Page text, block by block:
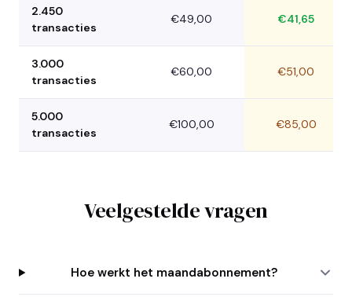
2.450
transacties
€49,00 €41,65
3.000
transacties
€60,00 €51,00
5.000
transacties
€100,00 €85,00
Veelgestelde vragen
Hoe werkt het maandabonnement?